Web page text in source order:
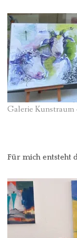
Galerie Kunstraum
Für mich entsteht